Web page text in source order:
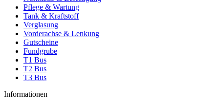
Pflege & Wartung
Tank & Kraftstoff
Verglasung
Vorderachse & Lenkung
Gutscheine
Fundgrube
T1 Bus
T2 Bus
T3 Bus
Informationen